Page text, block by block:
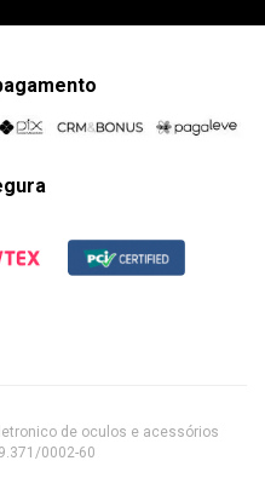
de oculos e acessórios
0002-60